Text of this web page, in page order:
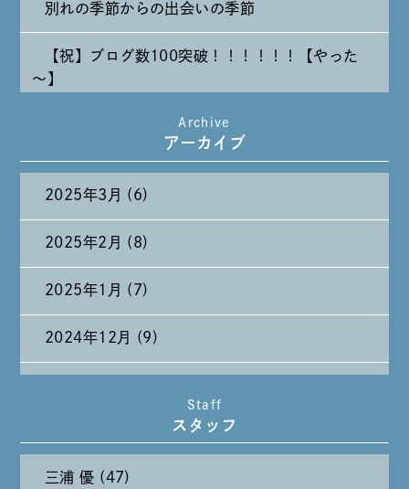
別れの季節からの出会いの季節
【祝】ブログ数100突破！！！！！！【やった
～】
たまには純喫茶なんて～～～
Archive
アーカイブ
2025年3月 (6)
2025年2月 (8)
2025年1月 (7)
2024年12月 (9)
2024年9月 (11)
Staff
スタッフ
三浦 優 (47)